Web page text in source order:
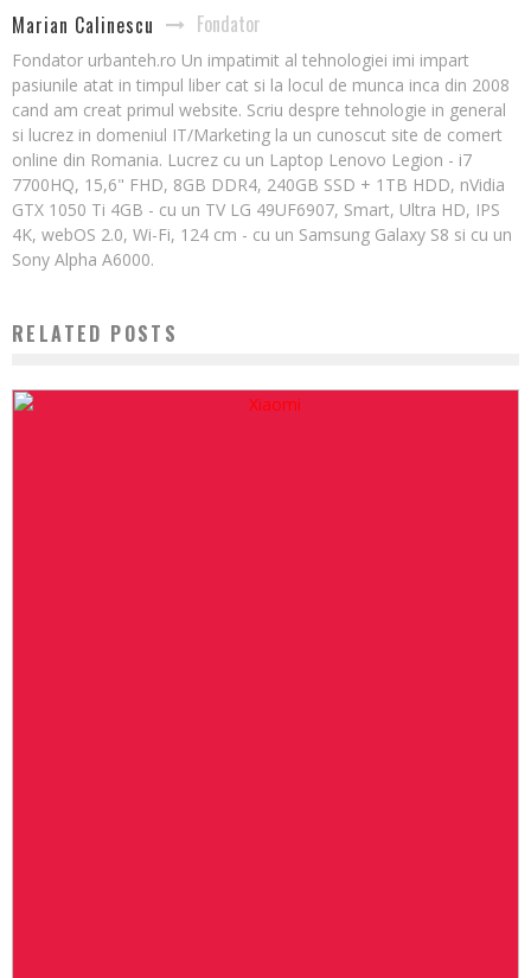
Marian Calinescu Fondator
Fondator urbanteh.ro Un impatimit al tehnologiei imi impart
pasiunile atat in timpul liber cat si la locul de munca inca din 2008
cand am creat primul website. Scriu despre tehnologie in general
si lucrez in domeniul IT/Marketing la un cunoscut site de comert
online din Romania. Lucrez cu un Laptop Lenovo Legion - i7
7700HQ, 15,6" FHD, 8GB DDR4, 240GB SSD + 1TB HDD, nVidia
GTX 1050 Ti 4GB - cu un TV LG 49UF6907, Smart, Ultra HD, IPS
4K, webOS 2.0, Wi-Fi, 124 cm - cu un Samsung Galaxy S8 si cu un
Sony Alpha A6000.
RELATED POSTS